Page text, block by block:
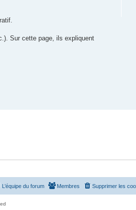
Sur cette page, ils expliquent
Supprimer les
Membres
L’équipe du forum